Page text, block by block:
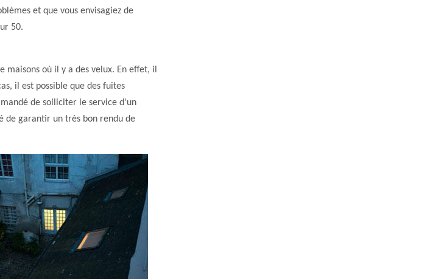
et que vous envisagiez de
50.
maisons où il y a des velux. En effet, il
il est possible que des fuites
de solliciter le service d'un
de garantir un très bon rendu de